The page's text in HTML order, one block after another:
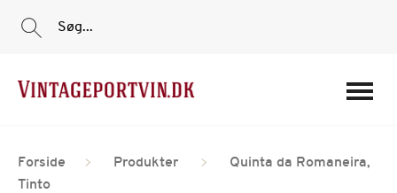
Søg...
Forside Produkter
Quinta da Romaneira,
Tinto